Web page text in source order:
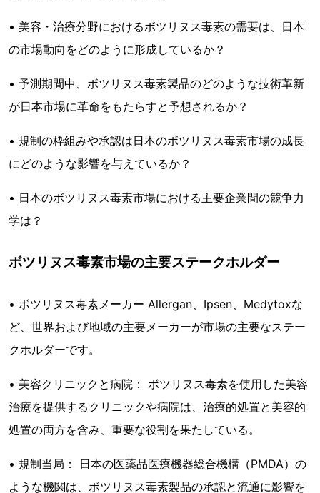
• 美容・治療分野におけるボツリヌス毒素の需要は、日本
の市場動向をどのように形成しているか？
• 予測期間中、ボツリヌス毒素製品のどのような技術革新
が日本市場に革命をもたらすと予想されるか？
• 規制の枠組みや承認は日本のボツリヌス毒素市場の成長
にどのような影響を与えているか？
• 日本のボツリヌス毒素市場における主要企業間の競争力
学は？
ボツリヌス毒素市場の主要ステークホルダー
• ボツリヌス毒素メーカー Allergan、Ipsen、Medytoxな
ど、世界および地域の主要メーカーが市場の主要なステー
クホルダーです。
• 美容クリニックと病院： ボツリヌス毒素を使用した美容
治療を提供するクリニックや病院は、治療的処置と美容的
処置の両方を含み、重要な役割を果たしている。
• 規制当局： 日本の医薬品医療機器総合機構（PMDA）の
ような機関は、ボツリヌス毒素製品の承認と流通に影響を